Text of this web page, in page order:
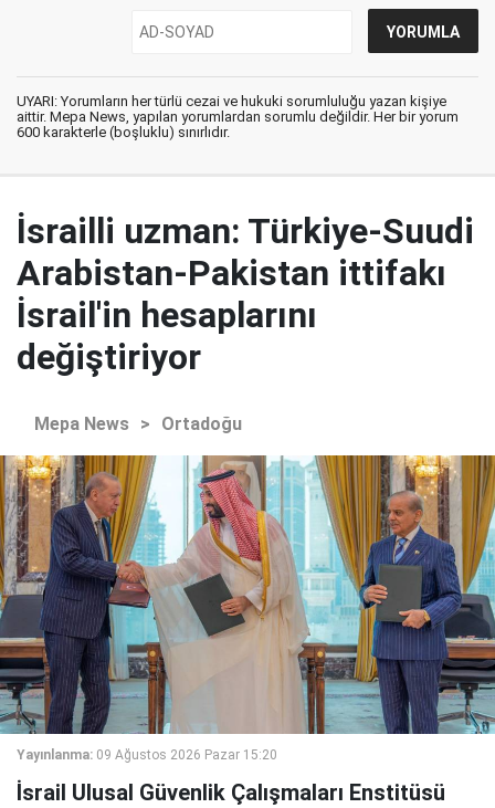
UYARI: Yorumların her türlü cezai ve hukuki sorumluluğu yazan kişiye
aittir. Mepa News, yapılan yorumlardan sorumlu değildir. Her bir yorum
600 karakterle (boşluklu) sınırlıdır.
İsrailli uzman: Türkiye-Suudi
Arabistan-Pakistan ittifakı
İsrail'in hesaplarını
değiştiriyor
Mepa News > Ortadoğu
Yayınlanma: 09 Ağustos 2026 Pazar 15:20
İsrail Ulusal Güvenlik Çalışmaları Enstitüsü